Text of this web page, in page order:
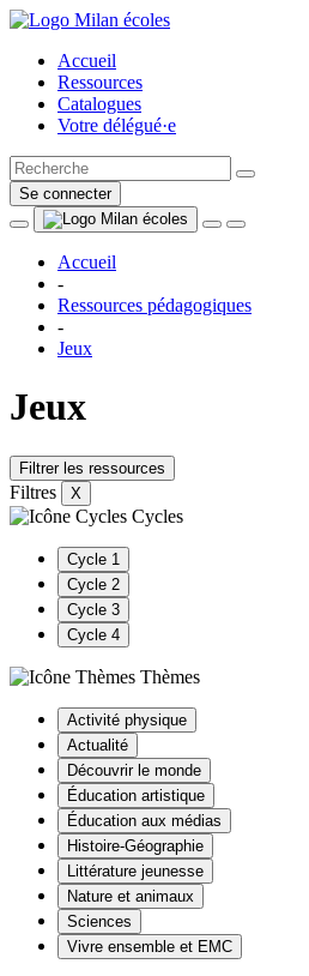
Accueil
Ressources
Catalogues
Votre délégué·e
Se connecter
Accueil
-
Ressources pédagogiques
-
Jeux
Jeux
Filtrer les ressources
Filtres X
Cycles
Cycle 1
Cycle 2
Cycle 3
Cycle 4
Thèmes
Activité physique
Actualité
Découvrir le monde
Éducation artistique
Éducation aux médias
Histoire-Géographie
Littérature jeunesse
Nature et animaux
Sciences
Vivre ensemble et EMC